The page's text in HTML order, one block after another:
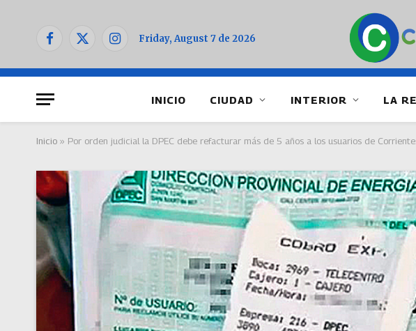
Facebook
X
InstagramFriday, August 7 de 2026
INICIO CIUDAD INTERIOR LA
Inicio » Por orden judicial la DPEC debe refacturar más de 5 años a los usuarios de